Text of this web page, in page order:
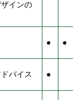
インの
● ●
バイス ●